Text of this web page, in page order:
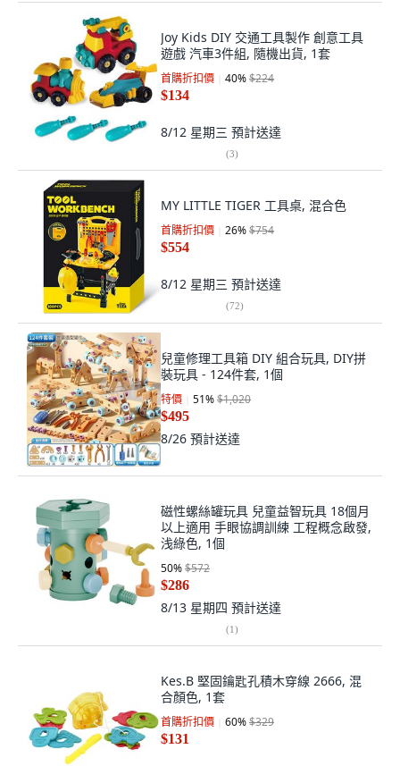
Joy Kids DIY 交通工具製作 創意工具
遊戲 汽車3件組, 隨機出貨, 1套
首購折扣價 40%$224
$134
8/12 星期三 預計送達
(3)
MY LITTLE TIGER 工具桌, 混合色
首購折扣價 26%$754
$554
8/12 星期三 預計送達
(72)
兒童修理工具箱 DIY 組合玩具, DIY拼
裝玩具 - 124件套, 1個
特價 51%$1,020
$495
8/26 預計送達
磁性螺絲罐玩具 兒童益智玩具 18個月
以上適用 手眼協調訓練 工程概念啟發,
浅綠色, 1個
50%$572
$286
8/13 星期四 預計送達
(1)
Kes.B 堅固鑰匙孔積木穿線 2666, 混
合顏色, 1套
首購折扣價 60%$329
$131